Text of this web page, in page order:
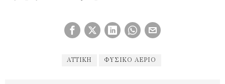
ΑΤΤΙΚΗ ΦΥΣΙΚΌ ΑΈΡΙΟ